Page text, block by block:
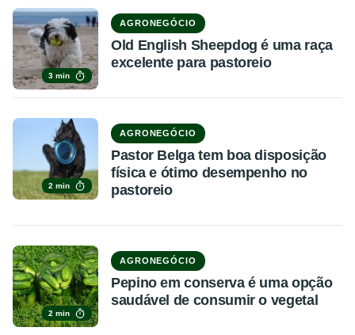
3 min
AGRONEGÓCIO
Old English Sheepdog é uma raça
excelente para pastoreio
2 min
AGRONEGÓCIO
Pastor Belga tem boa disposição
física e ótimo desempenho no
pastoreio
2 min
AGRONEGÓCIO
Pepino em conserva é uma opção
saudável de consumir o vegetal